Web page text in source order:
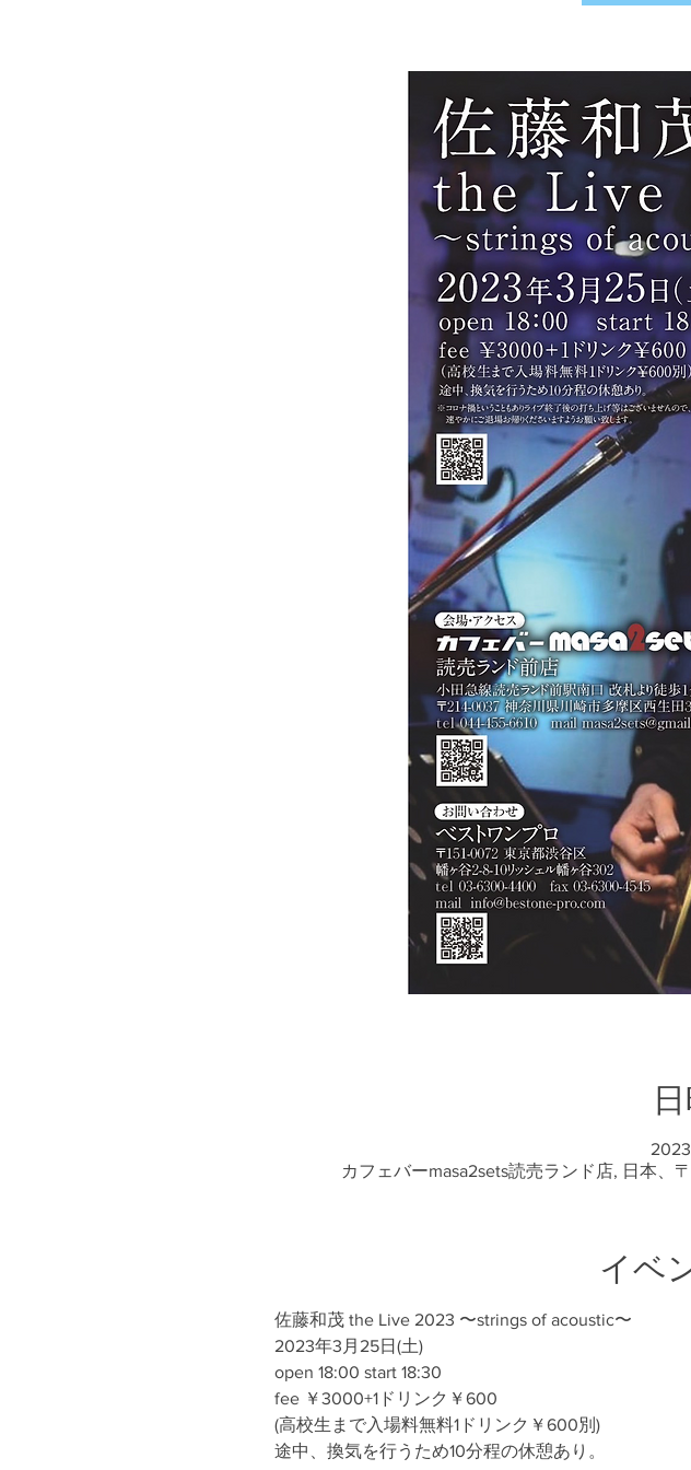
カフェバーmasa2sets読売ランド店, 日本、
イベ
佐藤和茂 the Live 2023 〜strings of acoustic〜
2023年3月25日(土)
open 18:00 start 18:30
fee ￥3000+1ドリンク￥600
(高校生まで入場料無料1ドリンク￥600別)
途中、換気を行うため10分程の休憩あり。